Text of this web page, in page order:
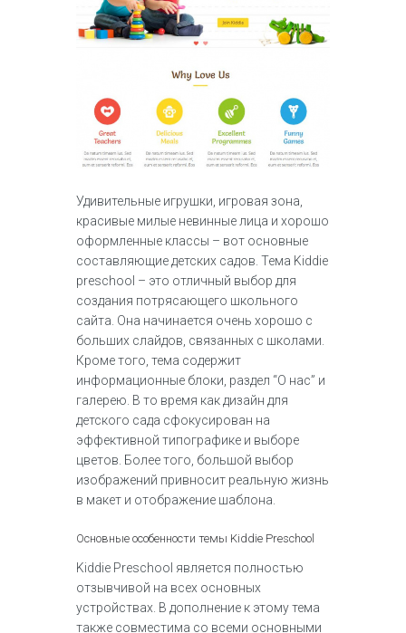
Удивительные игрушки, игровая зона,
красивые милые невинные лица и хорошо
оформленные классы – вот основные
составляющие детских садов. Тема Kiddie
preschool – это отличный выбор для
создания потрясающего школьного
сайта. Она начинается очень хорошо с
больших слайдов, связанных с школами.
Кроме того, тема содержит
информационные блоки, раздел “О нас” и
галерею. В то время как дизайн для
детского сада сфокусирован на
эффективной типографике и выборе
цветов. Более того, большой выбор
изображений привносит реальную жизнь
в макет и отображение шаблона.
Основные особенности темы Kiddie Preschool
Kiddie Preschool является полностью
отзывчивой на всех основных
устройствах. В дополнение к этому тема
также совместима со всеми основными